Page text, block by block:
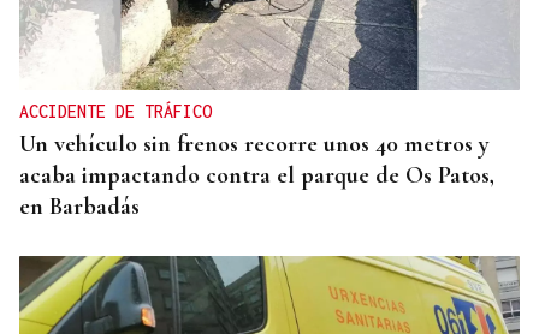
ACCIDENTE DE TRÁFICO
Un vehículo sin frenos recorre unos 40 metros y
acaba impactando contra el parque de Os Patos,
en Barbadás